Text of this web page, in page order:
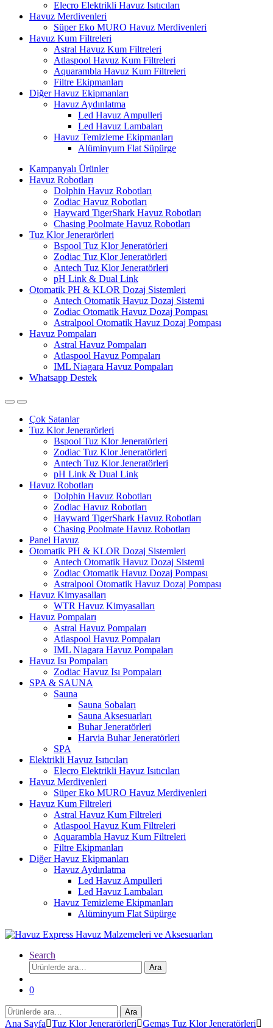
Elecro Elektrikli Havuz Isıtıcıları
Havuz Merdivenleri
Süper Eko MURO Havuz Merdivenleri
Havuz Kum Filtreleri
Astral Havuz Kum Filtreleri
Atlaspool Havuz Kum Filtreleri
Aquarambla Havuz Kum Filtreleri
Filtre Ekipmanları
Diğer Havuz Ekipmanları
Havuz Aydınlatma
Led Havuz Ampulleri
Led Havuz Lambaları
Havuz Temizleme Ekipmanları
Alüminyum Flat Süpürge
Kampanyalı Ürünler
Havuz Robotları
Dolphin Havuz Robotları
Zodiac Havuz Robotları
Hayward TigerShark Havuz Robotları
Chasing Poolmate Havuz Robotları
Tuz Klor Jenerarörleri
Bspool Tuz Klor Jeneratörleri
Zodiac Tuz Klor Jeneratörleri
Antech Tuz Klor Jeneratörleri
pH Link & Dual Link
Otomatik PH & KLOR Dozaj Sistemleri
Antech Otomatik Havuz Dozaj Sistemi
Zodiac Otomatik Havuz Dozaj Pompası
Astralpool Otomatik Havuz Dozaj Pompası
Havuz Pompaları
Astral Havuz Pompaları
Atlaspool Havuz Pompaları
IML Niagara Havuz Pompaları
Whatsapp Destek
Çok Satanlar
Tuz Klor Jenerarörleri
Bspool Tuz Klor Jeneratörleri
Zodiac Tuz Klor Jeneratörleri
Antech Tuz Klor Jeneratörleri
pH Link & Dual Link
Havuz Robotları
Dolphin Havuz Robotları
Zodiac Havuz Robotları
Hayward TigerShark Havuz Robotları
Chasing Poolmate Havuz Robotları
Panel Havuz
Otomatik PH & KLOR Dozaj Sistemleri
Antech Otomatik Havuz Dozaj Sistemi
Zodiac Otomatik Havuz Dozaj Pompası
Astralpool Otomatik Havuz Dozaj Pompası
Havuz Kimyasalları
WTR Havuz Kimyasalları
Havuz Pompaları
Astral Havuz Pompaları
Atlaspool Havuz Pompaları
IML Niagara Havuz Pompaları
Havuz Isı Pompaları
Zodiac Havuz Isı Pompaları
SPA & SAUNA
Sauna
Sauna Sobaları
Sauna Aksesuarları
Buhar Jeneratörleri
Harvia Buhar Jeneratörleri
SPA
Elektrikli Havuz Isıtıcıları
Elecro Elektrikli Havuz Isıtıcıları
Havuz Merdivenleri
Süper Eko MURO Havuz Merdivenleri
Havuz Kum Filtreleri
Astral Havuz Kum Filtreleri
Atlaspool Havuz Kum Filtreleri
Aquarambla Havuz Kum Filtreleri
Filtre Ekipmanları
Diğer Havuz Ekipmanları
Havuz Aydınlatma
Led Havuz Ampulleri
Led Havuz Lambaları
Havuz Temizleme Ekipmanları
Alüminyum Flat Süpürge
Search
Ara:
Ara
0
Ara:
Ara
Ana Sayfa Tuz Klor Jenerarörleri Gemaş Tuz Klor Jeneratörleri